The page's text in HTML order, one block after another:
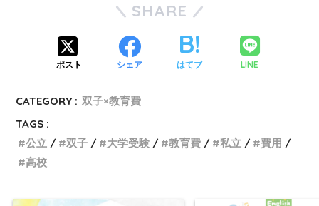
SHARE
ポスト シェア はてブ LINE
CATEGORY : 双子×教育費
TAGS :
公立
双子 大学受験 教育費 私立
費用
高校